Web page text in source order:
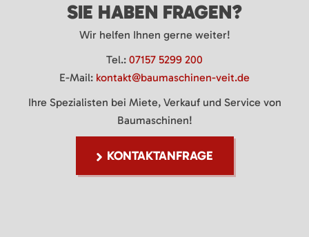
SIE HABEN FRAGEN?
Wir helfen Ihnen gerne weiter!
Tel.: 07157 5299 200
E-Mail: kontakt@baumaschinen-veit.de
Ihre Spezialisten bei Miete, Verkauf und Service von
Baumaschinen!
KONTAKTANFRAGE